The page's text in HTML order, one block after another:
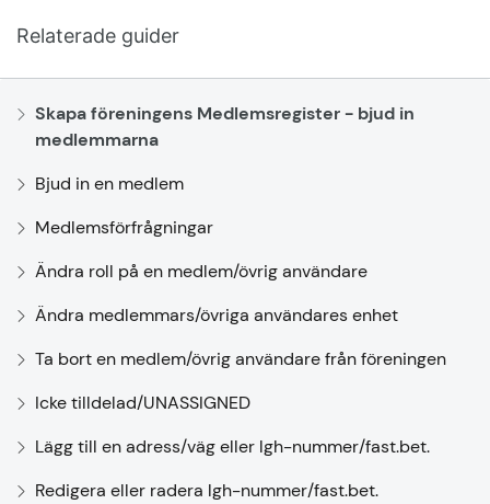
Relaterade guider
Skapa föreningens Medlemsregister - bjud in
medlemmarna
Bjud in en medlem
Medlemsförfrågningar
Ändra roll på en medlem/övrig användare
Ändra medlemmars/övriga användares enhet
Ta bort en medlem/övrig användare från föreningen
Icke tilldelad/UNASSIGNED
Lägg till en adress/väg eller lgh-nummer/fast.bet.
Redigera eller radera lgh-nummer/fast.bet.